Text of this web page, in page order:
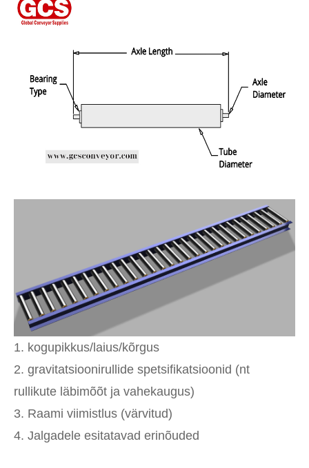
1. kogupikkus/laius/kõrgus
2. gravitatsioonirullide spetsifikatsioonid (nt
rullikute läbimõõt ja vahekaugus)
3. Raami viimistlus (värvitud)
4. Jalgadele esitatavad erinõuded